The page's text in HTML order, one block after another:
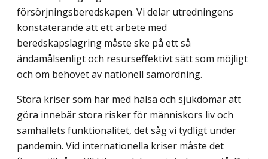
försörjningsberedskapen. Vi delar utredningens
konstaterande att ett arbete med
beredskapslagring måste ske på ett så
ändamålsenligt och resurseffektivt sätt som möjligt
och om behovet av nationell samordning.
Stora kriser som har med hälsa och sjukdomar att
göra innebär stora risker för människors liv och
samhällets funktionalitet, det såg vi tydligt under
pandemin. Vid internationella kriser måste det